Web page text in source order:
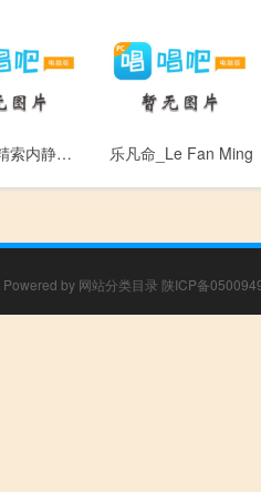
经腹膜后精索内静脉结扎术_Jing Fu Mo Hou Jing Suo Nei Jing Mai Jie Zha Shu 乐凡命_Le Fan Ming
Powered by 网站分类目录 陕ICP备